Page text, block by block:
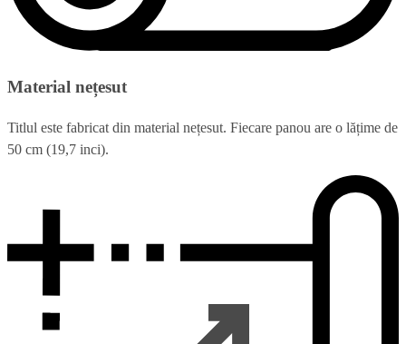
Material nețesut
Titlul este fabricat din material nețesut. Fiecare panou are o lățime de
50 cm (19,7 inci).